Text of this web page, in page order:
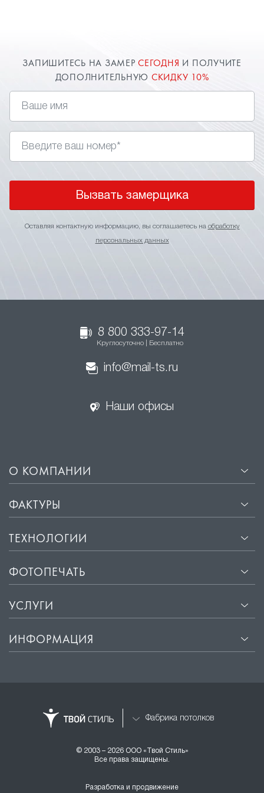
ЗАПИШИТЕСЬ НА ЗАМЕРСЕГОДНЯ И ПОЛУЧИТЕ
ДОПОЛНИТЕЛЬНУЮ СКИДКУ 10%
Вызвать замерщика
Оставляя контактную информацию, вы соглашаетесь на обработку
персональных данных
8 800 333-97-14
Круглосуточно | Бесплатно
info@mail-ts.ru
Наши офисы
О КОМПАНИИ
ФАКТУРЫ
ТЕХНОЛОГИИ
ФОТОПЕЧАТЬ
УСЛУГИ
ИНФОРМАЦИЯ
Фабрика потолков
© 2003 – 2026 ООО «Твой Стиль»
Все права защищены.
Разработка и продвижение